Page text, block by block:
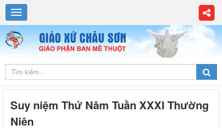
Suy niệm Thứ Năm Tuần XXXI Thường
Niên